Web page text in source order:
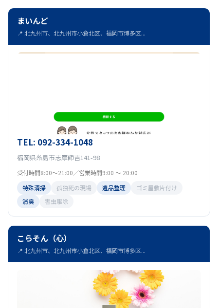
まいんど
📍 北九州市、北九州市小倉北区、福岡市博多区...
TEL: 092-334-1048
福岡県糸島市志摩師吉141-98
受付時間8:00～21:00／営業時間9:00 ～ 20:00
特殊清掃
孤独死の現場 遺品整理
ゴミ屋敷片付け
消臭
害虫駆除
こらそん（心）
📍 北九州市、北九州市小倉北区、福岡市博多区...